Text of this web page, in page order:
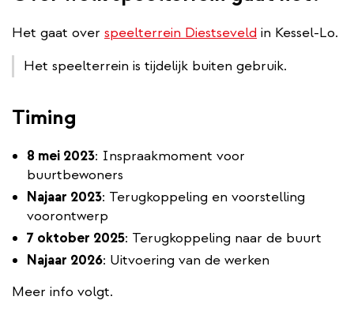
Het gaat over speelterrein Diestseveld in Kessel-Lo.
Het speelterrein is tijdelijk buiten gebruik.
Timing
8 mei 2023: Inspraakmoment voor
buurtbewoners
Najaar 2023: Terugkoppeling en voorstelling
voorontwerp
7 oktober 2025: Terugkoppeling naar de buurt
Najaar 2026: Uitvoering van de werken
Meer info volgt.